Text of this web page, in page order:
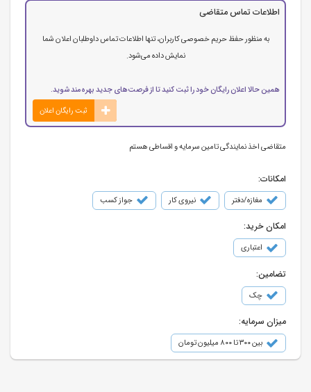
اطلاعات تماس متقاضی
به منظور حفظ حریم خصوصی کاربران، تنها اطلاعات تماس داوطلبان اعلان شما
نمایش داده می‌شود.
همین حالا اعلان رایگان خود را ثبت کنید تا از فرصت‌های جدید بهره‌مند شوید.
ثبت رایگان اعلان
متقاضی اخذ نمایندگی تامین سرمایه و اقساطی هستم
امکانات:
مغازه/دفتر نیروی کار جواز کسب
امکان خرید:
اعتباری
تضامین:
چک
میزان سرمایه:
بین ۳۰۰ تا ۸۰۰ میلیون تومان